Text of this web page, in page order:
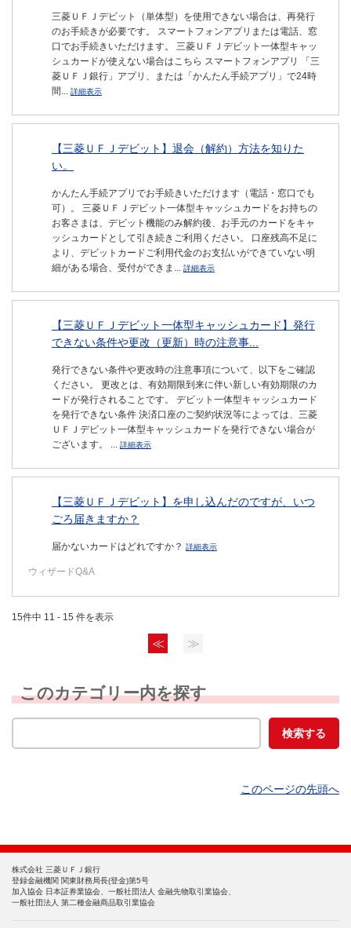
三菱ＵＦＪデビット（単体型）を使用できない場合は、再発行
のお手続きが必要です。 スマートフォンアプリまたは電話、窓
口でお手続きいただけます。 三菱ＵＦＪデビット一体型キャッ
シュカードが使えない場合はこちら スマートフォンアプリ 「三
菱ＵＦＪ銀行」アプリ、または「かんたん手続アプリ」で24時
間... 詳細表示
【三菱ＵＦＪデビット】退会（解約）方法を知りた
い。
かんたん手続アプリでお手続きいただけます（電話・窓口でも
可）。 三菱ＵＦＪデビット一体型キャッシュカードをお持ちの
お客さまは、デビット機能のみ解約後、お手元のカードをキャ
ッシュカードとして引き続きご利用ください。 口座残高不足に
より、デビットカードご利用代金のお支払いができていない明
細がある場合、受付ができま... 詳細表示
【三菱ＵＦＪデビット一体型キャッシュカード】発行
できない条件や更改（更新）時の注意事...
発行できない条件や更改時の注意事項について、以下をご確認
ください。 更改とは、有効期限到来に伴い新しい有効期限のカ
ードが発行されることです。 デビット一体型キャッシュカード
を発行できない条件 決済口座のご契約状況等によっては、三菱
ＵＦＪデビット一体型キャッシュカードを発行できない場合が
ございます。 ... 詳細表示
【三菱ＵＦＪデビット】を申し込んだのですが、いつ
ごろ届きますか？
届かないカードはどれですか？ 詳細表示
ウィザードQ&A
15件中 11 - 15 件を表示
≪ ≫
このカテゴリー内を探す
このページの先頭へ
株式会社 三菱ＵＦＪ銀行
登録金融機関 関東財務局長(登金)第5号
加入協会 日本証券業協会、一般社団法人 金融先物取引業協会、
一般社団法人 第二種金融商品取引業協会